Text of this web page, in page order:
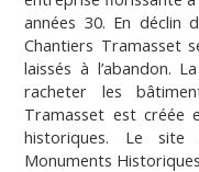
années 30. En déclin
Chantiers Tramasset
laissés à l’abandon.
racheter les
Tramasset est créée
historiques. Le
Monuments